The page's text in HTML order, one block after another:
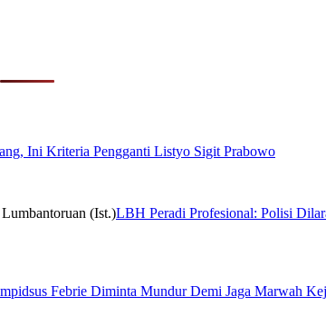
Ini Kriteria Pengganti Listyo Sigit Prabowo
LBH Peradi Profesional: Polisi
Febrie Diminta Mundur Demi Jaga Marwah